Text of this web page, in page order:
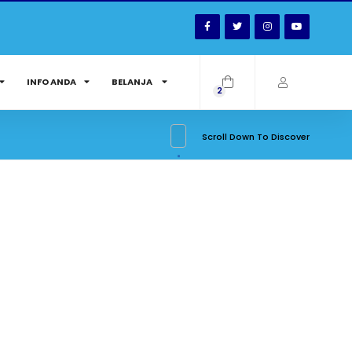
2
INFO ANDA BELANJA
Scroll Down To Discover